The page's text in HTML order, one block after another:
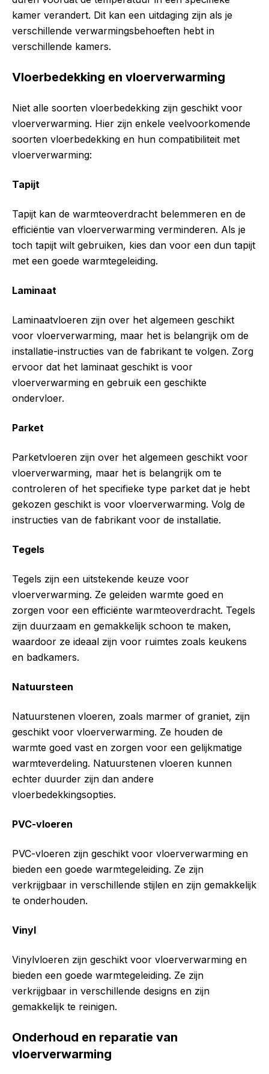
kamer verandert. Dit kan een uitdaging zijn als je
verschillende verwarmingsbehoeften hebt in
verschillende kamers.
Vloerbedekking en vloerverwarming
Niet alle soorten vloerbedekking zijn geschikt voor
vloerverwarming. Hier zijn enkele veelvoorkomende
soorten vloerbedekking en hun compatibiliteit met
vloerverwarming:
Tapijt
Tapijt kan de warmteoverdracht belemmeren en de
efficiëntie van vloerverwarming verminderen. Als je
toch tapijt wilt gebruiken, kies dan voor een dun tapijt
met een goede warmtegeleiding.
Laminaat
Laminaatvloeren zijn over het algemeen geschikt
voor vloerverwarming, maar het is belangrijk om de
installatie-instructies van de fabrikant te volgen. Zorg
ervoor dat het laminaat geschikt is voor
vloerverwarming en gebruik een geschikte
ondervloer.
Parket
Parketvloeren zijn over het algemeen geschikt voor
vloerverwarming, maar het is belangrijk om te
controleren of het specifieke type parket dat je hebt
gekozen geschikt is voor vloerverwarming. Volg de
instructies van de fabrikant voor de installatie.
Tegels
Tegels zijn een uitstekende keuze voor
vloerverwarming. Ze geleiden warmte goed en
zorgen voor een efficiënte warmteoverdracht. Tegels
zijn duurzaam en gemakkelijk schoon te maken,
waardoor ze ideaal zijn voor ruimtes zoals keukens
en badkamers.
Natuursteen
Natuurstenen vloeren, zoals marmer of graniet, zijn
geschikt voor vloerverwarming. Ze houden de
warmte goed vast en zorgen voor een gelijkmatige
warmteverdeling. Natuurstenen vloeren kunnen
echter duurder zijn dan andere
vloerbedekkingsopties.
PVC-vloeren
PVC-vloeren zijn geschikt voor vloerverwarming en
bieden een goede warmtegeleiding. Ze zijn
verkrijgbaar in verschillende stijlen en zijn gemakkelijk
te onderhouden.
Vinyl
Vinylvloeren zijn geschikt voor vloerverwarming en
bieden een goede warmtegeleiding. Ze zijn
verkrijgbaar in verschillende designs en zijn
gemakkelijk te reinigen.
Onderhoud en reparatie van
vloerverwarming